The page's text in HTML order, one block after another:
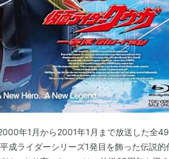
年1月から2001年1月まで放送した全
成ライダーシリーズ1発目を飾った伝説的